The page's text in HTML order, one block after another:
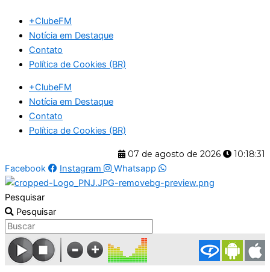
para
conteúdo
+ClubeFM
Notícia em Destaque
Contato
Política de Cookies (BR)
+ClubeFM
Notícia em Destaque
Contato
Política de Cookies (BR)
07 de agosto de 2026
10:18:32
Facebook
Instagram Whatsapp
Pesquisar
Pesquisar